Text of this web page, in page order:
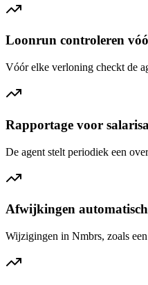
Loonrun controleren
Vóór elke verloning checkt de
Rapportage voor
De agent stelt periodiek een
Afwijkingen
Wijzigingen in Nmbrs, zoals